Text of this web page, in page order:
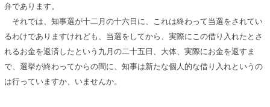
弁であります。
それでは、知事選が十二月の十六日に、これは終わって当選をされてい
るわけでありますけれども、当選をしてから、実際にこの借り入れたとさ
れるお金を返済したという九月の二十五日、大体、実際にお金を返すま
で、選挙が終わってからの間に、知事は新たな個人的な借り入れというの
は行っていますか、いませんか。